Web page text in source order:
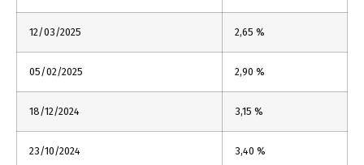
12/03/2025 2,65 %
05/02/2025 2,90 %
18/12/2024 3,15 %
23/10/2024 3,40 %